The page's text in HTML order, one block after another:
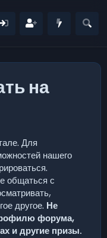
на
Для
нашего
общаться с
другое. Не
форума,
и другие призы.